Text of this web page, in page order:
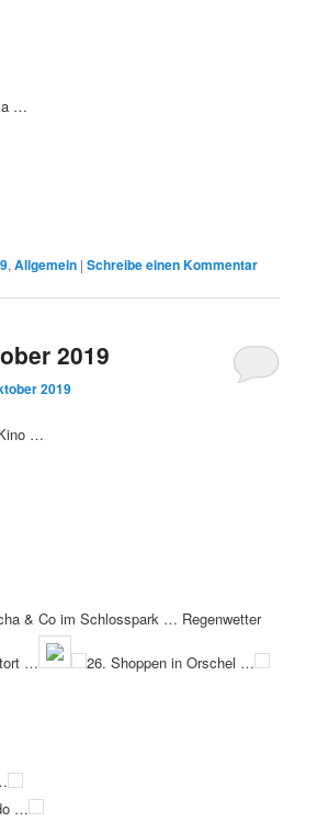
…
,Allgemein |Schreibe einen Kommentar
2019
2019
…
& Co im Schlosspark … Regenwetter
…
26. Shoppen in Orschel …
…